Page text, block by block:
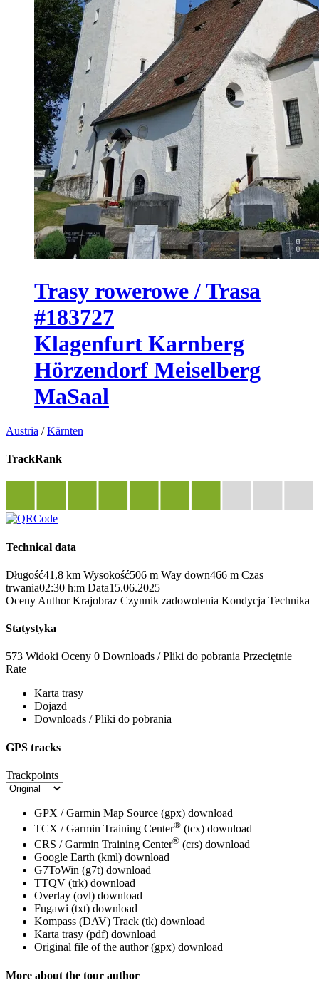
Trasy rowerowe / Trasa
#183727
Klagenfurt Karnberg
Hörzendorf Meiselberg
MaSaal
Austria /Kärnten
TrackRank
Technical data
Długość41,8 km Wysokość506 m Way down466 m Czas
trwania02:30 h:m Data15.06.2025
Oceny Author Krajobraz Czynnik zadowolenia Kondycja Technika
Statystyka
573 Widoki Oceny 0 Downloads / Pliki do pobrania Przeciętnie
Rate
Karta trasy
Dojazd
Downloads / Pliki do pobrania
GPS tracks
Trackpoints
GPX / Garmin Map Source (gpx) download
TCX / Garmin Training Center® (tcx) download
CRS / Garmin Training Center® (crs) download
Google Earth (kml) download
G7ToWin (g7t) download
TTQV (trk) download
Overlay (ovl) download
Fugawi (txt) download
Kompass (DAV) Track (tk) download
Karta trasy (pdf) download
Original file of the author (gpx) download
More about the tour author